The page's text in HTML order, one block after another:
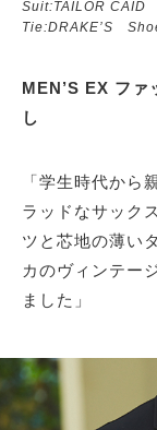
Suit:TAILOR
Tie:DRAKE’S
MEN’S EX フ
し
「学生時代から
ラッドなサック
ツと芯地の薄い
カのヴィンテー
ました」